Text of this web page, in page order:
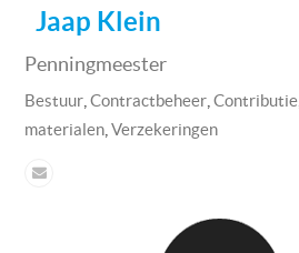
Jaap Klein
Penningmeester
Bestuur ,Contractbeheer ,Contributie
materialen ,Verzekeringen